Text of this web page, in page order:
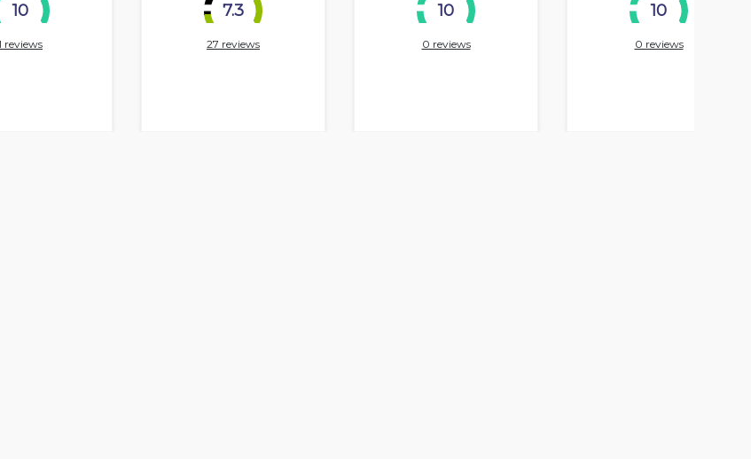
10
reviews
7.3
27 reviews
10
0 reviews
10
0 reviews